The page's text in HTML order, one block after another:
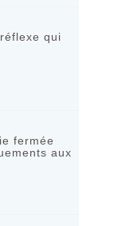
qui
fermée
aux